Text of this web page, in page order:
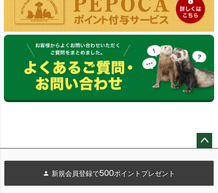
へ
新規会員登録で500ポイントプレゼント